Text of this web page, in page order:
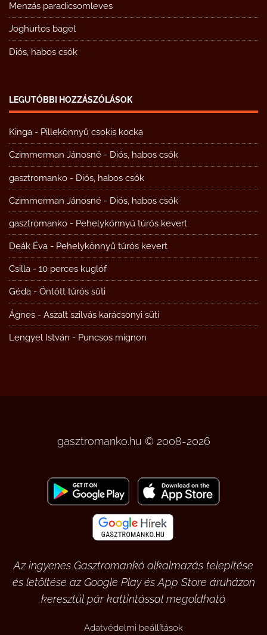
Menzás paradicsomleves
Joghurtos bagel
Diós, habos csók
LEGUTÓBBI HOZZÁSZÓLÁSOK
Kinga - Pillekönnyű csokis kocka
Czimmerman Jánosné - Diós, habos csók
gasztromanko - Diós, habos csók
Czimmerman Jánosné - Diós, habos csók
gasztromanko - Pehelykönnyű túrós kevert
Deák Éva - Pehelykönnyű túrós kevert
Csilla - 10 perces kuglóf
Géda - Öntött túrós süti
Ágnes - Aszalt szilvás karácsonyi süti
Lengyel István - Puncsos mignon
gasztromanko.hu © 2008-2026
Az ingyenes Gasztromankó alkalmazás telepítése
és letöltése az Google Play és App Store áruházon
keresztül pár kattintással megoldható.
Adatvédelmi beállítások